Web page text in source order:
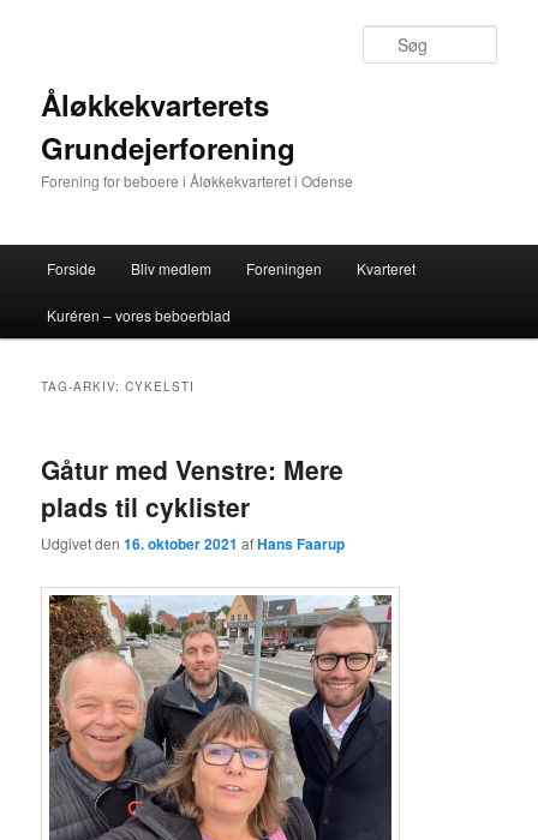
indhold
indholdÅløkkekvarterets
Grundejerforening
Forening for beboere i Åløkkekvarteret i Odense
Forside Bliv medlem Foreningen Kvarteret
Kuréren – vores beboerblad
TAG-ARKIV:CYKELSTI
Gåtur med Venstre: Mere
plads til cyklister
Udgivet den16. oktober 2021 afHans Faarup